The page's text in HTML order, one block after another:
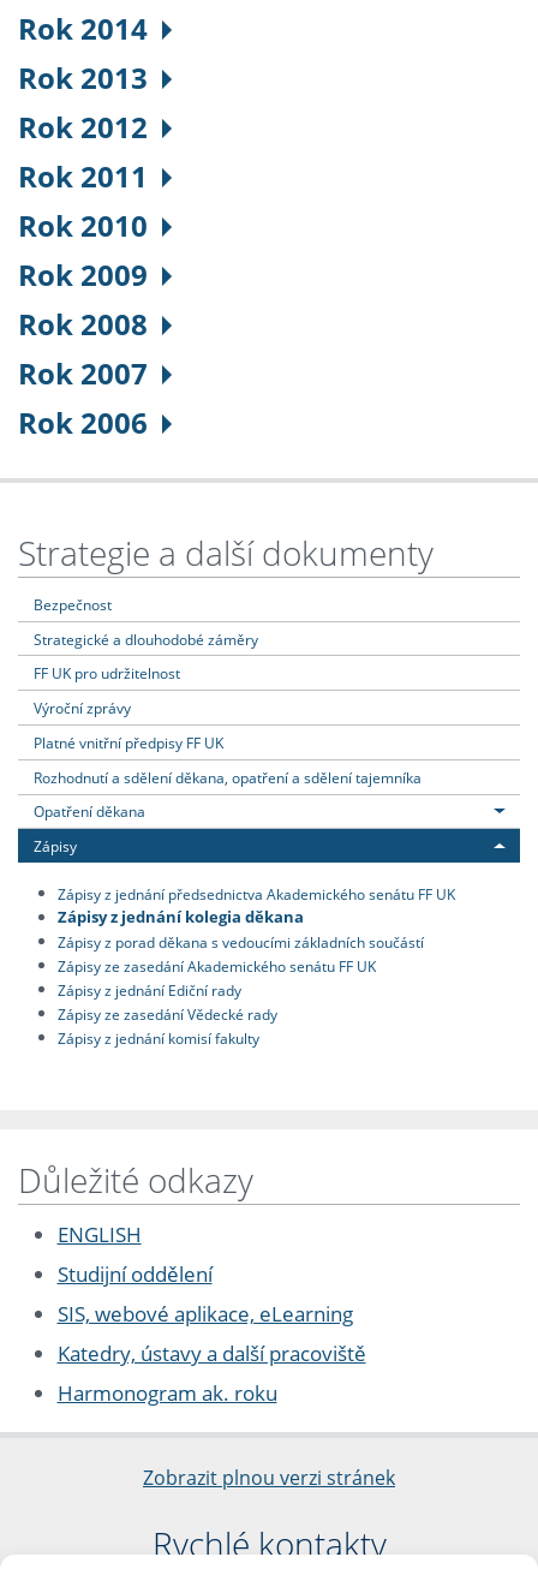
Rok 2014
Rok 2013
Rok 2012
Rok 2011
Rok 2010
Rok 2009
Rok 2008
Rok 2007
Rok 2006
Strategie a další dokumenty
Bezpečnost
Strategické a dlouhodobé záměry
FF UK pro udržitelnost
Výroční zprávy
Platné vnitřní předpisy FF UK
Rozhodnutí a sdělení děkana, opatření a sdělení tajemníka
Opatření děkana
Zápisy
Zápisy z jednání předsednictva Akademického senátu FF UK
Zápisy z jednání kolegia děkana
Zápisy z porad děkana s vedoucími základních součástí
Zápisy ze zasedání Akademického senátu FF UK
Zápisy z jednání Ediční rady
Zápisy ze zasedání Vědecké rady
Zápisy z jednání komisí fakulty
Důležité odkazy
ENGLISH
Studijní oddělení
SIS, webové aplikace, eLearning
Katedry, ústavy a další pracoviště
Harmonogram ak. roku
Zobrazit plnou verzi stránek
Rychlé kontakty